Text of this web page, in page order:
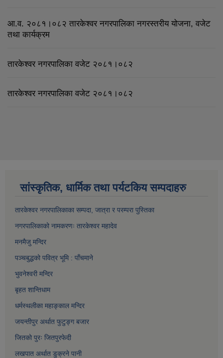
आ.व. २०८१।०८२ तारकेश्वर नगरपालिका नगरस्तरीय योजना, वजेट
तथा कार्यक्रम
तारकेश्वर नगरपालिका वजेट २०८१।०८२
तारकेश्वर नगरपालिका वजेट २०८१।०८२
सांस्कृतिक, धार्मिक तथा पर्यटकिय सम्पदाहरु
तारकेश्वर नगरपालिकाका सम्पद ा, जात्रा र परम्परा पुस्तिका
नगरपालिकाको नामकरणः तारकेश्वर महादेव
मनमैजु मन्दिर
पञ्चबुद्धको पवित्र भूमि : पाँचमाने
भुवनेश्वरी मन्दिर
बृहत शान्तिधाम
धर्मस्थलीका महाङ्काल मन्दिर
जयन्तीपुर अर्थात फुटुङ्ग बजार
जितको पुरः जितपुरफेदी
लखपात अर्थात डुक्रने पानी